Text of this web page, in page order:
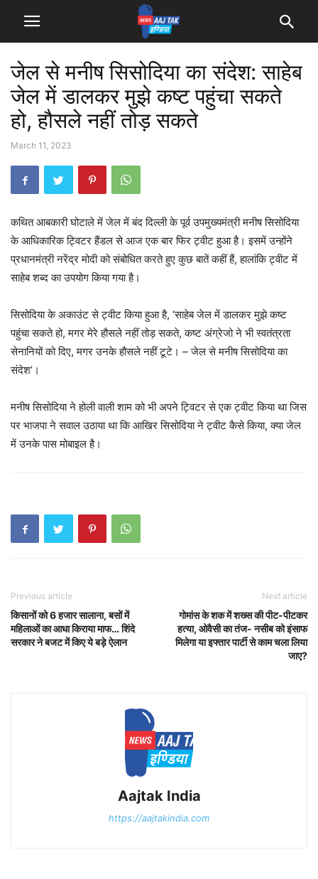
जेल से मनीष सिसोदिया का संदेश: साहेब
जेल में डालकर मुझे कष्ट पहुंचा सकते
हो, हौसले नहीं तोड़ सकते
March 11, 2023
कथित आबकारी घोटाले में जेल में बंद दिल्ली के पूर्व उपमुख्यमंत्री मनीष सिसोदिया
के आधिकारिक ट्विटर हैंडल से आज एक बार फिर ट्वीट हुआ है। इसमें उन्होंने
प्रधानमंत्री नरेंद्र मोदी को संबोधित करते हुए कुछ बातें कहीं हैं, हालांकि ट्वीट में
साहेब शब्द का उपयोग किया गया है।
सिसोदिया के अकाउंट से ट्वीट किया हुआ है, ‘साहेब जेल में डालकर मुझे कष्ट
पहुंचा सकते हो, मगर मेरे हौसले नहीं तोड़ सकते, कष्ट अंग्रेजो ने भी स्वतंत्रता
सेनानियों को दिए, मगर उनके हौसले नहीं टूटे। – जेल से मनीष सिसोदिया का
संदेश’।
मनीष सिसोदिया ने होली वाली शाम को भी अपने ट्विटर से एक ट्वीट किया था जिस
पर भाजपा ने सवाल उठाया था कि आखिर सिसोदिया ने ट्वीट कैसे किया, क्या जेल
में उनके पास मोबाइल है।
Previous article
किसानों को 6 हजार सालाना, बसों में
महिलाओं का आधा किराया माफ… शिंदे
सरकार ने बजट में किए ये बड़े ऐलान
Next article
गोमांस के शक में शख्स की पीट-पीटकर
हत्या, ओवैसी का तंज- नसीब को इंसाफ
मिलेगा या इफ्तार पार्टी से काम चला लिया
जाए?
Aajtak India
https://aajtakindia.com